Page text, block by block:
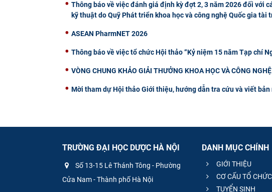
Thông báo về việc đánh giá định kỳ đợt 2, 3 năm 2026 đối với
kỹ thuật do Quỹ Phát triển khoa học và công nghệ Quốc gia tài
ASEAN PharmNET 2026
Thông báo về việc tổ chức Hội thảo “Kỷ niệm 15 năm Tạp chí
VÒNG CHUNG KHẢO GIẢI THƯỞNG KHOA HỌC VÀ CÔNG
Mời tham dự Hội thảo Giới thiệu, hướng dẫn tra cứu và viết bản
TRƯỜNG ĐẠI HỌC DƯỢC HÀ NỘI
Số 13-15 Lê Thánh Tông - Phường
Cửa Nam - Thành phố Hà Nội
DANH MỤC CHÍNH
GIỚI THIỆU
CƠ CẤU TỔ CHỨC
TUYỂN SINH